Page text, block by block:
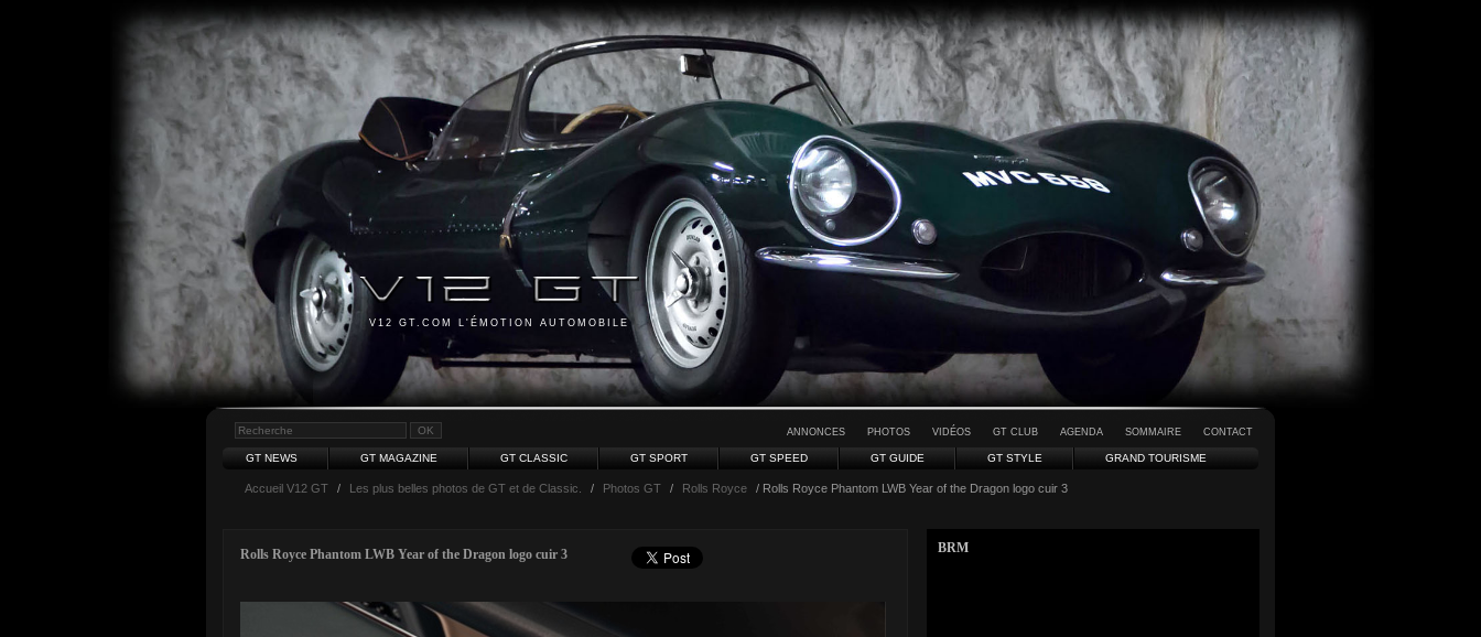
V12 GT.COM L'ÉMOTION AUTOMOBILE
ANNONCES PHOTOS VIDÉOS GT CLUB AGENDA SOMMAIRE CONTACT
GT NEWS GT MAGAZINE GT CLASSIC GT SPORT GT SPEED GT GUIDE GT STYLE GRAND TOURISME
Accueil V12 GT / Les plus belles photos de GT et de Classic. / Photos GT / Rolls Royce / Rolls Royce Phantom LWB Year of the Dragon logo cuir 3
Rolls Royce Phantom LWB Year of the Dragon logo cuir 3 BRM